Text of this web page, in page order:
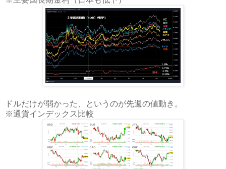
ドルだけが弱かった、というのが先週の値動き。
※通貨インデックス比較